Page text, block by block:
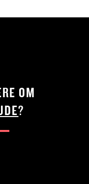
OM
?